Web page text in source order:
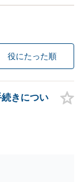
役にたった順
きについ